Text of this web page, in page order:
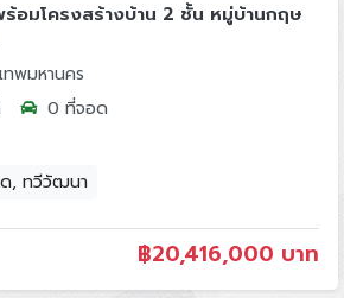
อมโครงสร้างบ้าน 2 ชั้น หมู่บ้านกฤษ
พมหานคร
0 ที่จอด
ด, ทวีวัฒนา
฿20,416,000 บาท